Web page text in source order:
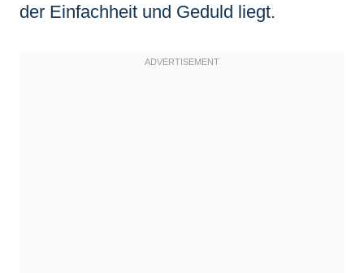
der Einfachheit und Geduld liegt.